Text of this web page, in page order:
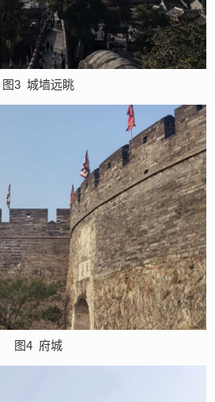
图3 城墙远眺
图4 府城